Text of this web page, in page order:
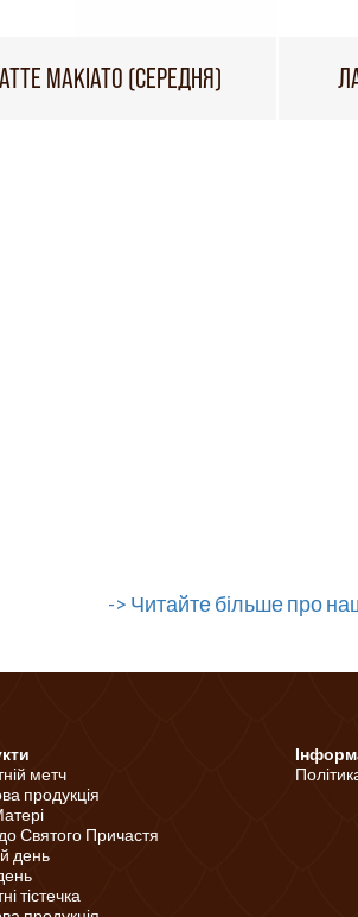
МАКІАТО (СЕРЕДНЯ)
-> Читайте більше про
метч
продукція
Святого Причастя
день
тістечка